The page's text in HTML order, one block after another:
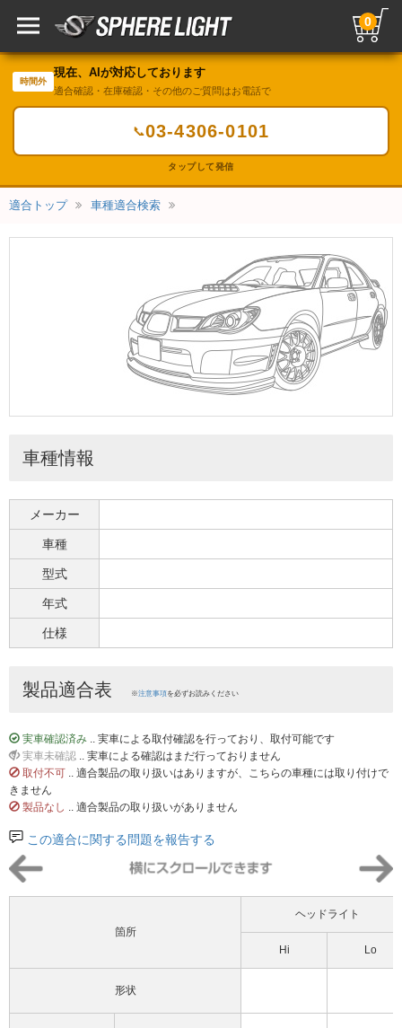
0
時間外
現在、AIが対応しております
適合確認・在庫確認・その他のご質問はお電話で
📞03-4306-0101
タップして発信
適合トップ 車種適合検索
車種情報
メーカー
車種
型式
年式
仕様
製品適合表 ※注意事項を必ずお読みください
実車確認済み .. 実車による取付確認を行っており、取付可能です
実車未確認 .. 実車による確認はまだ行っておりません
取付不可 .. 適合製品の取り扱いはありますが、こちらの車種には取り付けで
きません
製品なし .. 適合製品の取り扱いがありません
この適合に関する問題を報告する
箇所
ヘッドライト
Hi Lo
形状